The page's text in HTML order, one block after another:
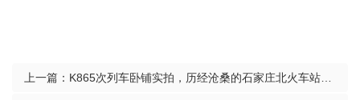
上一篇： K865次列车卧铺实拍，历经沧桑的石家庄北火车站，充满怀旧感